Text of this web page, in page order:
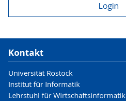
Kontakt
Universität Rostock
Institut für Informatik
Lehrstuhl für Wirtschaftsinformatik